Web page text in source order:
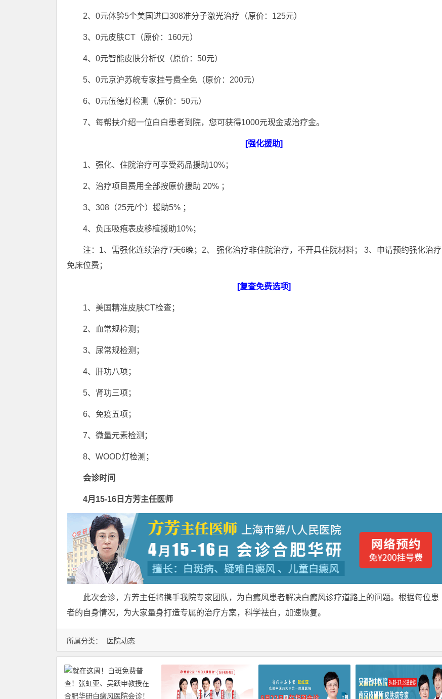
所属分类： 医院动态
2、0元体验5个美国进口308准分子激光治疗（原价：125元）
3、0元皮肤CT（原价：160元）
4、0元智能皮肤分析仪（原价：50元）
5、0元京沪苏皖专家挂号费全免（原价：200元）
6、0元伍德灯检测（原价：50元）
7、每帮扶介绍一位白白患者到院，您可获得1000元现金或治疗金。
[强化援助]
1、强化、住院治疗可享受药品援助10%；
2、治疗项目费用全部按原价援助 20% ；
3、308（25元/个）援助5% ；
4、负压吸疱表皮移植援助10%；
注：1、需强化连续治疗7天6晚；2、 强化治疗非住院治疗，不开具住院材料； 3、申请预约强化治疗
免床位费；
[复查免费选项]
1、美国精准皮肤CT检查；
2、血常规检测；
3、尿常规检测；
4、肝功八项；
5、肾功三项；
6、免疫五项；
7、微量元素检测；
8、WOOD灯检测；
会诊时间
4月15-16日方芳主任医师
此次会诊，方芳主任将携手我院专家团队，为白癜风患者解决白癜风诊疗道路上的问题。根据每位患
者的自身情况，为大家量身打造专属的治疗方案，科学祛白，加速恢复。